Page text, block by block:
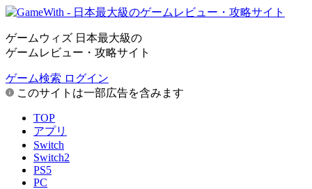
ゲームウィズ 日本最大級の
ゲームレビュー・攻略サイト
ゲーム検索 ログイン
このサイトは一部広告を含みます
TOP
アプリ
Switch
Switch2
PS5
PC